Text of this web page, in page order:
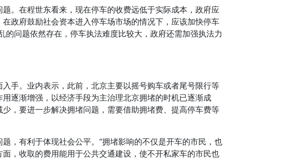
。在程世东看来，现在停车的收费远低于实际成本，政府应
政府鼓励社会资本进入停车场市场的情况下，应该加快停车
问题依然存在，停车执法难度比较大，政府还需加强执法力
手。业内表示，此前，北京主要以摇号购车或者尾号限行等
逐渐增强，以经济手段为主治理北京拥堵的时机已逐渐成
，要进一步解决拥堵问题，需要借助拥堵费、提高停车费等
，有利于体现社会公平。“拥堵影响的不仅是开车的市民，也
，收取的费用能用于公共交通建设，使不开私家车的市民也